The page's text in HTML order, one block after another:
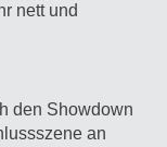
nett und
den Showdown
an